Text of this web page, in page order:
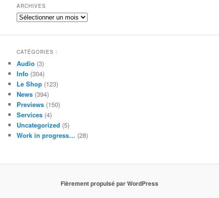
h
e
ARCHIVES
Archives
CATÉGORIES :
Audio (3)
Info (304)
Le Shop (123)
News (394)
Previews (150)
Services (4)
Uncategorized (5)
Work in progress… (28)
Fièrement propulsé par WordPress